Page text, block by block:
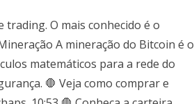
O mais conhecido é o
A mineração do Bitcoin é o
matemáticos para a rede do
🛑 Veja como comprar e